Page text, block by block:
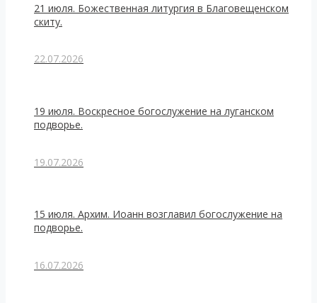
21 июля. Божественная литургия в Благовещенском
скиту.
22.07.2026
19 июля. Воскресное богослужение на луганском
подворье.
19.07.2026
15 июля. Архим. Иоанн возглавил богослужение на
подворье.
16.07.2026